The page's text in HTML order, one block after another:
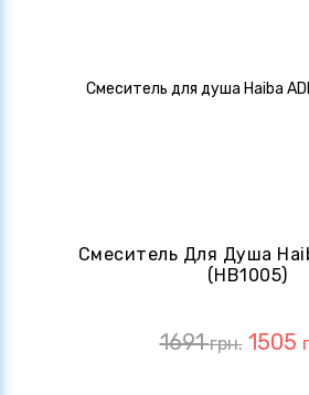
Смеситель Для Душа
(HB1005)
1691грн. 1505